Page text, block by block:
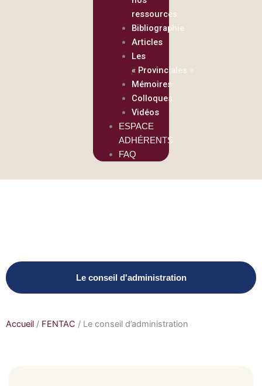
ressources
Bibliographie
Articles
Les
« Provinciales »
Mémoires
Colloques
Vidéos
ESPACE
ADHÉRENTS
FAQ
Le conseil d'administration
Accueil / FENTAC / Le conseil d’administration